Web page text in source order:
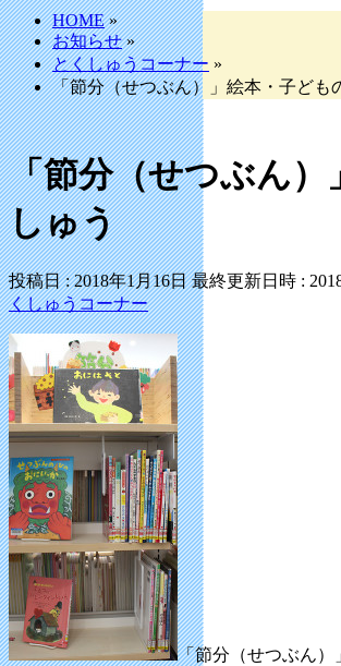
HOME»
お知らせ»
とくしゅうコーナー »
「節分（せつぶん）」絵本・子ども
「節分（せつぶん）
しゅう
投稿日 : 2018年1月16日 最終更新日時 :
くしゅうコーナー
「節分（せつぶん）